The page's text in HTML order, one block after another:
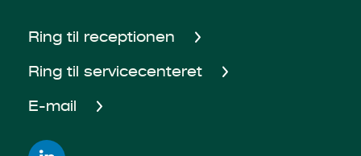
Ring til receptionen
Ring til servicecenteret
E-mail